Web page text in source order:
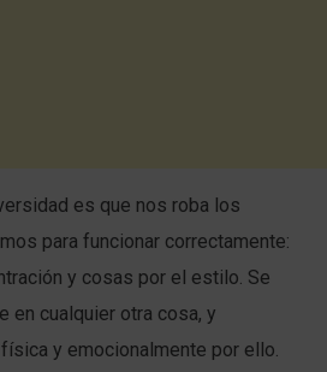
es que nos roba los
para funcionar correctamente:
y cosas por el estilo. Se
en cualquier otra cosa, y
y emocionalmente por ello.